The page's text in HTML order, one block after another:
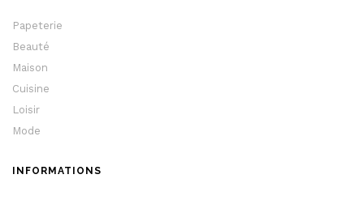
Papeterie
Beauté
Maison
Cuisine
Loisir
Mode
INFORMATIONS